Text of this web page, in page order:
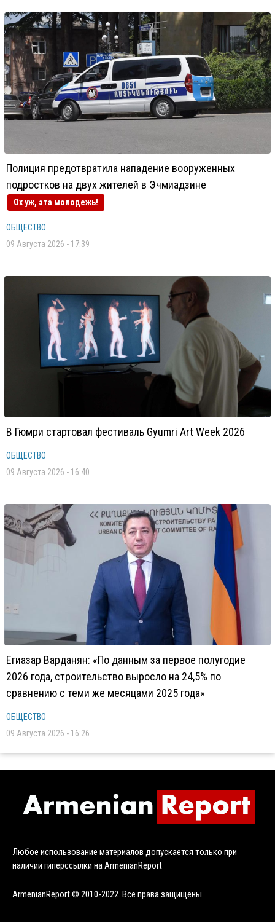
Полиция предотвратила нападение вооруженных
подростков на двух жителей в Эчмиадзине
Ох уж, эта молодежь!
ОБЩЕСТВО
09 Августа 2026 - 17:39
В Гюмри стартовал фестиваль Gyumri Art Week 2026
ОБЩЕСТВО
09 Августа 2026 - 16:40
Егиазар Варданян: «По данным за первое полугодие
2026 года, строительство выросло на 24,5% по
сравнению с теми же месяцами 2025 года»
ОБЩЕСТВО
09 Августа 2026 - 16:26
Любое использование материалов допускается только при
наличии гиперссылки на ArmenianReport
ArmenianReport © 2010-2022. Все права защищены.